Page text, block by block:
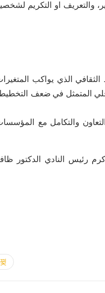
والتعريف او التكريم
الذي يواكب
المتمثل في ضعف
والتكامل مع
رئيس النادي الدكتور